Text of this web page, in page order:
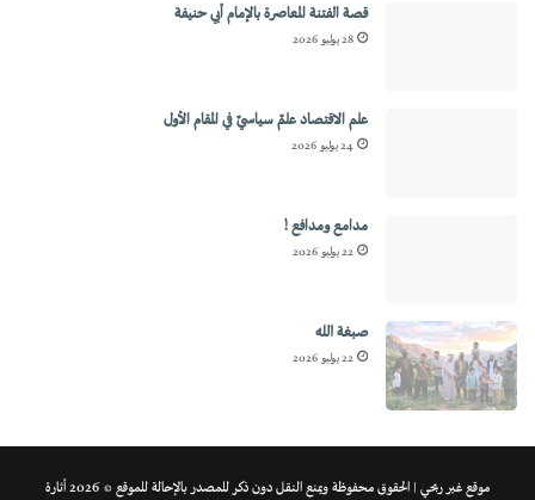
قصة الفتنة المعاصرة بالإمام أبي حنيفة
28 يوليو 2026
علم الاقتصاد علمٌ سياسيٌ في المقام الأول
24 يوليو 2026
مدامع ومدافع !
22 يوليو 2026
صبغة الله
22 يوليو 2026
موقع غير ربحي | الحقوق محفوظة ويمنع النقل دون ذكر للمصدر بالإحالة للموقع © 2026 أثارة